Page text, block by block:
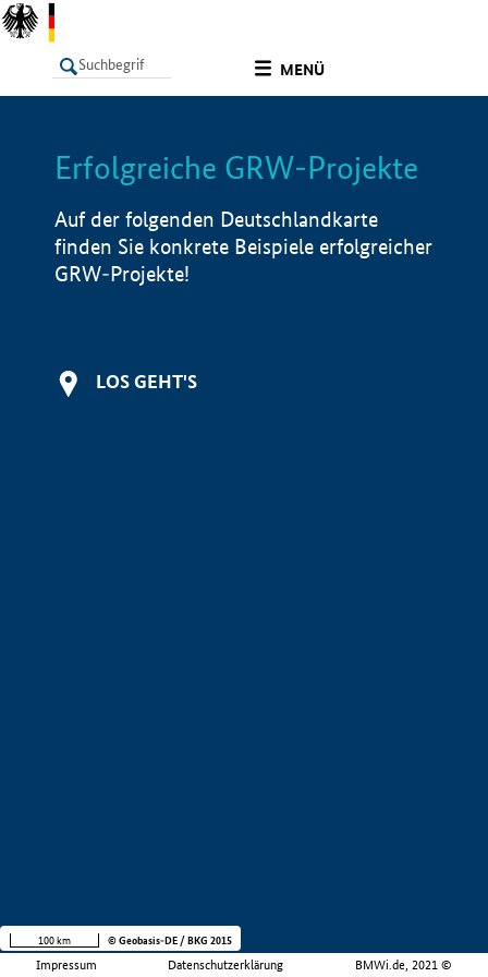
MENÜ
LISTE Info
Erfolgreiche GRW-Projekte
Auf der folgenden Deutschlandkarte
finden Sie konkrete Beispiele erfolgreicher
GRW-Projekte!
LOS GEHT'S
Impressum Datenschutzerklärung BMWi.de, 2021 ©
100 km © Geobasis-DE / BKG 2015